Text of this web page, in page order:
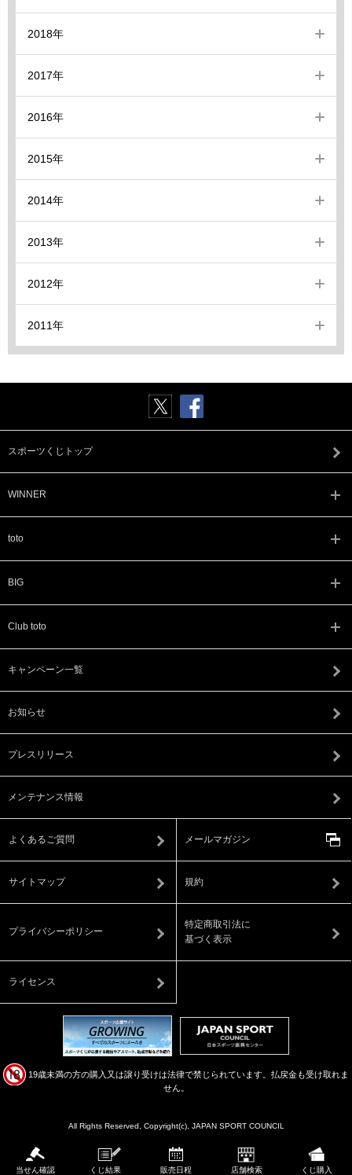
2018年
2017年
2016年
2015年
2014年
2013年
2012年
2011年
当せん確認 くじ結果 販売日程 店舗検索 くじ購入
スポーツくじトップ
WINNER
toto
BIG
Club toto
キャンペーン一覧
お知らせ
プレスリリース
メンテナンス情報
よくあるご質問 メールマガジン
サイトマップ 規約
プライバシーポリシー
特定商取引法に
基づく表示
ライセンス
19歳未満の方の購入又は譲り受けは法律で禁じられています。払戻金も受け取れま
せん。
All Rights Reserved, Copyright(c), JAPAN SPORT COUNCIL